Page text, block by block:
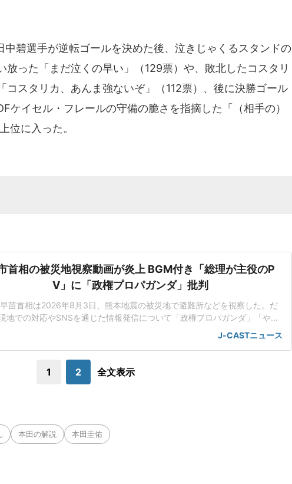
碧選手が逆転ゴールを決めた後、泣きじゃくるスタンドの
放った「まだ泣くの早い」（129票）や、敗北したコスタリ
コスタリカ、あんま強ないぞ」（112票）、後に決勝ゴール
ケイセル・フレールの守備の脆さを指摘した「（相手の）
位に入った。
首相の被災地視察動画が炎上 BGM付き「総理が主役のP
V」に「政権プロパガンダ」批判
苗首相は2026年8月3日、熊本地震の被災地で避難所などを視察した。だ
地での対応やSNSを通じた情報発信について「政権プロパガンダ」「やっ
ことが北朝鮮」などと酷評が相次ぐ事態に。支持率に翳りが見えてきた政権
フォーマンスを優先したともとれる内容に、厳しい視線が注がれている。日
広報官のX(旧Twitter)アカ
J-CASTニュース
1 2 全文表示
本田の解説 本田圭佑